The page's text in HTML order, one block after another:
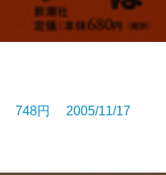
748円 2005/11/17